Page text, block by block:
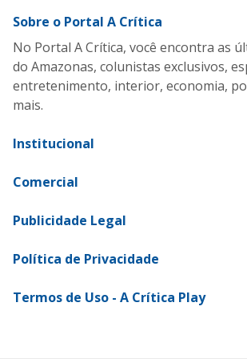
Sobre o Portal A Crítica
No Portal A Crítica, você encontra as
do Amazonas, colunistas exclusivos,
entretenimento, interior, economia,
mais.
Institucional
Comercial
Publicidade Legal
Política de Privacidade
Termos de Uso - A Crítica Play